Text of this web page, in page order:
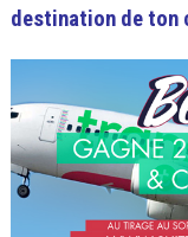
destination de ton